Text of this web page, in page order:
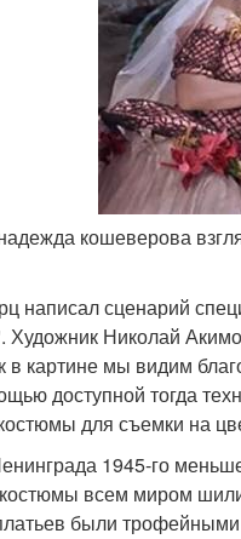
кошеверова
написал сценарий
Николай
в картине мы видим
доступной тогда
для съемки на
1945-го
всем миром
были